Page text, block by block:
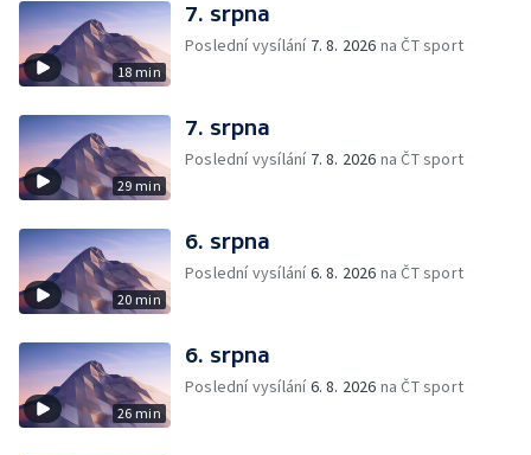
18 min
7. srpna
Poslední vysílání 7. 8. 2026 na ČT sport
29 min
7. srpna
Poslední vysílání 7. 8. 2026 na ČT sport
20 min
6. srpna
Poslední vysílání6. 8. 2026 na ČT sport
26 min
6. srpna
Poslední vysílání6. 8. 2026 na ČT sport